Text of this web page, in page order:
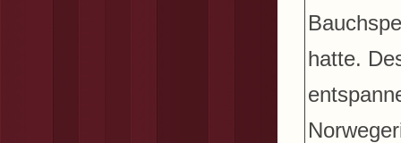
hatte.